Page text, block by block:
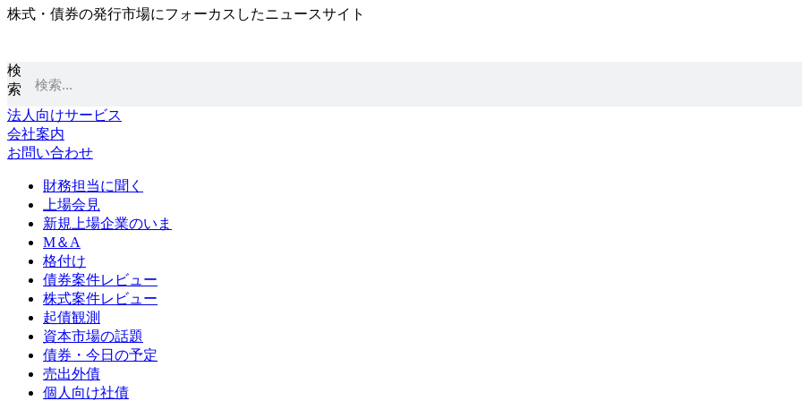
コ
ン
ツ
に
ス
キ
ッ
株式・債券の発行市場にフォーカスしたニュースサイト
検
索
法人向けサービス
会社案内
お問い合わせ
財務担当に聞く
上場会見
新規上場企業のいま
M＆A
格付け
債券案件レビュー
株式案件レビュー
起債観測
資本市場の話題
債券・今日の予定
売出外債
個人向け社債